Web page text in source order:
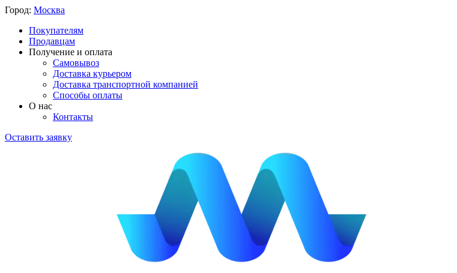
Город: Москва
Покупателям
Продавцам
Получение и оплата
Самовывоз
Доставка курьером
Доставка транспортной компанией
Способы оплаты
О нас
Контакты
Оставить заявку